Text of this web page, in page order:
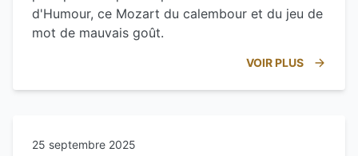
d'Humour, ce Mozart du calembour et du jeu de
mot de mauvais goût.
VOIR PLUS
25 septembre 2025